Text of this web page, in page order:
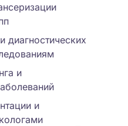
диагностических
и
и